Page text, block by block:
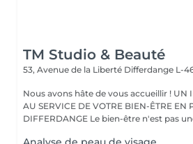
TM Studio & Beauté
53, Avenue de la Liberté Differdange L-
Nous avons hâte de vous accueillir ! UN INSTITUT DE BEAUTÉ
AU SERVICE DE VOTRE BIEN-ÊTRE EN
DIFFERDANGE Le bien-être n'est pas